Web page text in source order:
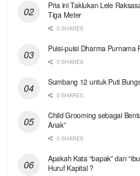
Pria ini Taklukan Lele
Tiga Meter
0 SHARES
Puisi-puisi Dharma Purnama
0 SHARES
Sumbang 12 untuk Puti
0 SHARES
Child Grooming sebagai
Anak”
0 SHARES
Apakah Kata “bapak” dan
Huruf Kapital ?